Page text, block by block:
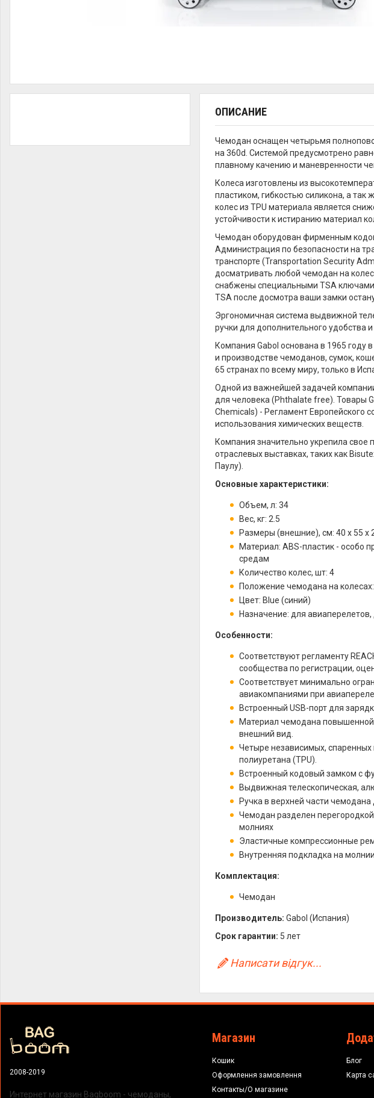
ОПИСАНИЕ
Чемодан оснащен четырьмя
на 360d. Системой предусмотрено
плавному качению и маневренности
Колеса изготовлены из
пластиком, гибкостью силикона, а
колес из TPU материала является
устойчивости к истиранию материал
Чемодан оборудован фирменным
Администрация по безопасности на
транспорте (Transportation Security
досматривать любой чемодан на
снабжены специальными TSA
TSA после досмотра ваши замки
Эргономичная система выдвижной
ручки для дополнительного удобства
Компания Gabol основана в 1965 году
и производстве чемоданов, сумок,
65 странах по всему миру, только в
Одной из важнейшей задачей
для человека (Phthalate free). Товары
Chemicals) - Регламент Европейского
использования химических веществ.
Компания значительно укрепила
отраслевых выставках, таких как
Паулу).
Основные характеристики:
Объем, л: 34
Вес, кг: 2.5
Размеры (внешние), см: 40 x 55 x
Материал: ABS-пластик - особо
средам
Количество колес, шт: 4
Положение чемодана на
Цвет: Blue (синий)
Назначение: для
Особенности:
Соответствуют регламенту
сообщества по регистрации,
Соответствует минимально
авиакомпаниями при
Встроенный USB-порт для
Материал чемодана
внешний вид.
Четыре независимых, спаренных
полиуретана (TPU).
Встроенный кодовый замком с
Выдвижная телескопическая,
Ручка в верхней части
Чемодан разделен
молниях
Эластичные компрессионные
Внутренняя подкладка на молнии
Комплектация:
Чемодан
Производитель: Gabol (Испания)
Срок гарантии: 5 лет
Написати відгук...
2008-2019
Интернет магазин Bagboom - чемоданы,
Магазин
Кошик
Оформлення замовлення
Контакты/О магазине
Блог
Карта